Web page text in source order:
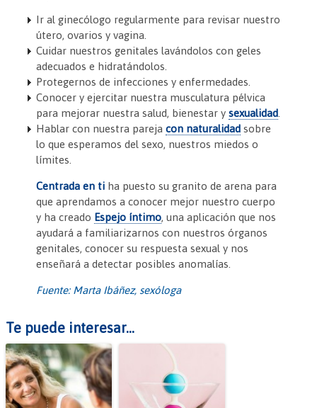
Ir al ginecólogo regularmente para revisar nuestro
útero, ovarios y vagina.
Cuidar nuestros genitales lavándolos con geles
adecuados e hidratándolos.
Protegernos de infecciones y enfermedades.
Conocer y ejercitar nuestra musculatura pélvica
para mejorar nuestra salud, bienestar ysexualidad
Hablar con nuestra parejacon naturalidad sobre
lo que esperamos del sexo, nuestros miedos o
límites.
Centrada en ti ha puesto su granito de arena para
que aprendamos a conocer mejor nuestro cuerpo
y ha creado Espejo íntimo, una aplicación que nos
ayudará a familiarizarnos con nuestros órganos
genitales, conocer su respuesta sexual y nos
enseñará a detectar posibles anomalías.
Fuente: Marta Ibáñez, sexóloga
Te puede interesar...